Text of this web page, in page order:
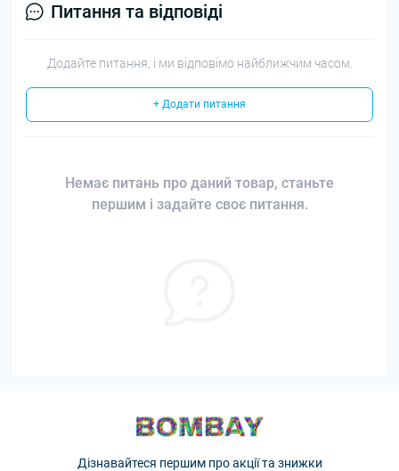
Питання та відповіді
Додайте питання, і ми відповімо найближчим часом.
+ Додати питання
Немає питань про даний товар, станьте
першим і задайте своє питання.
Дізнавайтеся першим про акції та знижки